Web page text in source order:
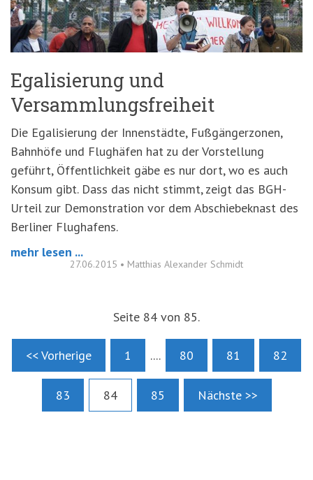
Egalisierung und
Versammlungsfreiheit
Die Egalisierung der Innenstädte, Fußgängerzonen,
Bahnhöfe und Flughäfen hat zu der Vorstellung
geführt, Öffentlichkeit gäbe es nur dort, wo es auch
Konsum gibt. Dass das nicht stimmt, zeigt das BGH-
Urteil zur Demonstration vor dem Abschiebeknast des
Berliner Flughafens.
mehr lesen ...
27.06.2015 • Matthias Alexander Schmidt
Seite 84 von 85.
<< Vorherige 1 .... 80 81 82
83 84 85 Nächste >>